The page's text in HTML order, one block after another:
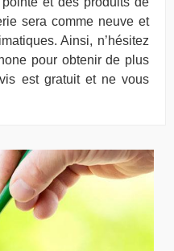
sera comme neuve et
Ainsi, n’hésitez
pour obtenir de plus
est gratuit et ne vous